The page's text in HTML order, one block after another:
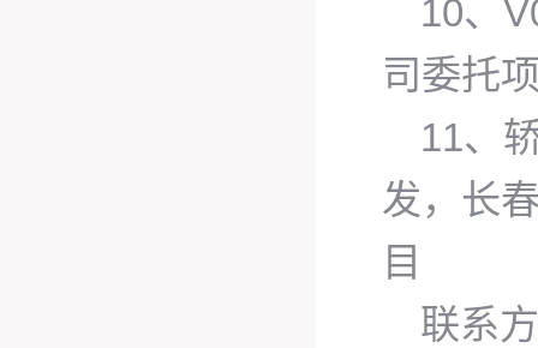
10、
司委托
11、
发，长
目
联系